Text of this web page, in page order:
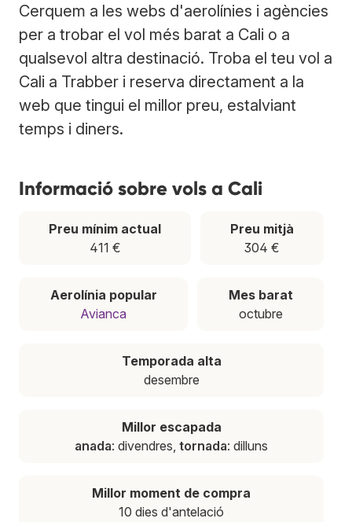
Cerquem a les webs d'aerolínies i agències
per a trobar el vol més barat a Cali o a
qualsevol altra destinació. Troba el teu vol a
Cali a Trabber i reserva directament a la
web que tingui el millor preu, estalviant
temps i diners.
Informació sobre vols a Cali
Preu mínim actual
411 €
Preu mitjà
304 €
Aerolínia popular
Avianca
Mes barat
octubre
Temporada alta
desembre
Millor escapada
anada: divendres, tornada: dilluns
Millor moment de compra
10 dies d'antelació